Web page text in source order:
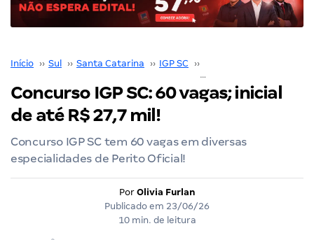
Início ›› Sul ›› Santa Catarina ›› IGP SC ››
Concurso IGP SC: 60 vagas; inicial
de até R$ 27,7 mil!
Concurso IGP SC tem 60 vagas em diversas
especialidades de Perito Oficial!
Por Olivia Furlan
Publicado em 23/06/26
10 min. de leitura